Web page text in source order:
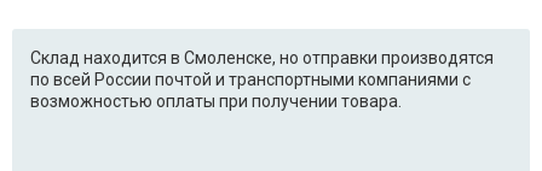
Склад находится в Смоленске, но отправки производятся
по всей России почтой и транспортными компаниями с
возможностью оплаты при получении товара.